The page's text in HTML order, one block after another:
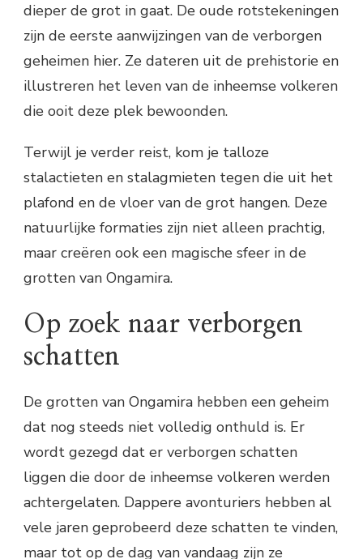
dieper de grot in gaat. De oude rotstekeningen
zijn de eerste aanwijzingen van de verborgen
geheimen hier. Ze dateren uit de prehistorie en
illustreren het leven van de inheemse volkeren
die ooit deze plek bewoonden.
Terwijl je verder reist, kom je talloze
stalactieten en stalagmieten tegen die uit het
plafond en de vloer van de grot hangen. Deze
natuurlijke formaties zijn niet alleen prachtig,
maar creëren ook een magische sfeer in de
grotten van Ongamira.
Op zoek naar verborgen
schatten
De grotten van Ongamira hebben een geheim
dat nog steeds niet volledig onthuld is. Er
wordt gezegd dat er verborgen schatten
liggen die door de inheemse volkeren werden
achtergelaten. Dappere avonturiers hebben al
vele jaren geprobeerd deze schatten te vinden,
maar tot op de dag van vandaag zijn ze